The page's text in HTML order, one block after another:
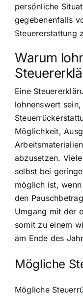
persönliche
gegebenenfalls
Steuererstattung
Warum
Eine
lohnenswert
Möglichkeit,
abzusetzen.
selbst bei
möglich ist,
den
Umgang mit der
somit zu einem
am Ende des
Mögliche
Mögliche